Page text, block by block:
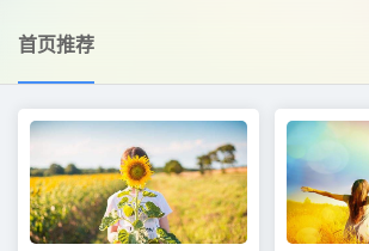
首页推荐